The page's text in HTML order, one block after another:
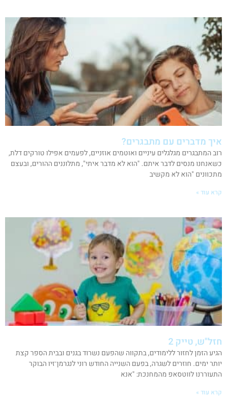
איך מדברים עם מתבגרים?
רוב המתבגרים מגלגלים עיניים ואוטמים אוזניים, לפעמים אפילו טורקים דלת,
כשאנחנו מנסים לדבר איתם. "הוא לא מדבר איתי", מתלוננים ההורים, ובעצם
מתכוונים "הוא לא מקשיב
קרא עוד »
חזל"ש, טייק 2
הגיע הזמן לחזור ללימודים, בתקווה שהפעם נשרוד בגנים ובבית הספר קצת
יותר ימים. חוזרים לשגרה, בפעם השנייה החודש רוני לנגרמן־זיו הבוקר
התעוררנו לווטסאפ מהמחנכת: "אנא
קרא עוד »